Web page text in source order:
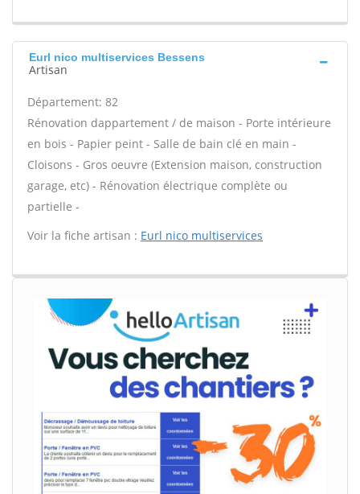
Eurl nico multiservices Bessens
Artisan
Département: 82
Rénovation dappartement / de maison - Porte intérieure
en bois - Papier peint - Salle de bain clé en main -
Cloisons - Gros oeuvre (Extension maison, construction
garage, etc) - Rénovation électrique complète ou
partielle -
Voir la fiche artisan : Eurl nico multiservices